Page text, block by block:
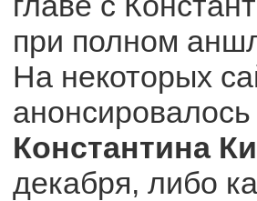
при полном
На некоторых
Константина
декабря, либо